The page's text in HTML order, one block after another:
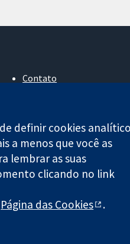
Contato
Emprego
Cochrane Library
registrada na Inglaterra e
|Privacidade|Política de
definir cookies
a menos que você as
lembrar as suas
clicando no link
Página das Cookies .